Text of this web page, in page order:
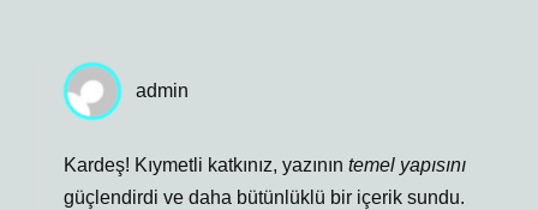
admin
Kardeş! Kıymetli katkınız, yazının temel yapısını
güçlendirdi ve daha bütünlüklü bir içerik sundu.